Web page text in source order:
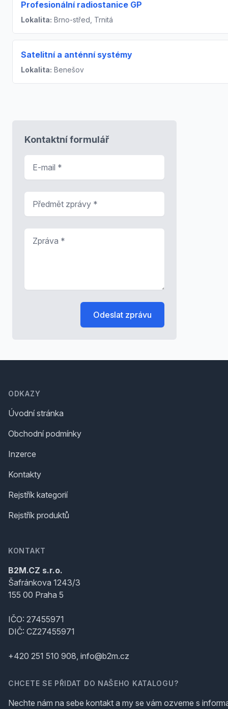
Profesionální radiostanice GP
Lokalita: Brno-střed, Trnitá
Satelitní a anténní systémy
Lokalita: Benešov
Kontaktní formulář
Odeslat zprávu
ODKAZY
Úvodní stránka
Obchodní podmínky
Inzerce
Kontakty
Rejstřík kategorií
Rejstřík produktů
KONTAKT
B2M.CZ s.r.o.
Šafránkova 1243/3
155 00 Praha 5
IČO: 27455971
DIČ: CZ27455971
+420 251 510 908, info@b2m.cz
CHCETE SE PŘIDAT DO NAŠEHO KATALOGU?
Nechte nám na sebe kontakt a my se vám ozveme s